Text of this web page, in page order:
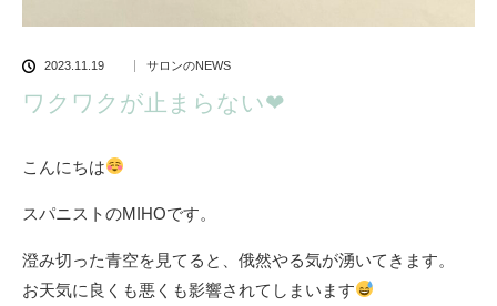
2023.11.19 サロンのNEWS
ワクワクが止まらない❤︎
こんにちは
スパニストのMIHOです。
澄み切った青空を見てると、俄然やる気が湧いてきます。
お天気に良くも悪くも影響されてしまいます